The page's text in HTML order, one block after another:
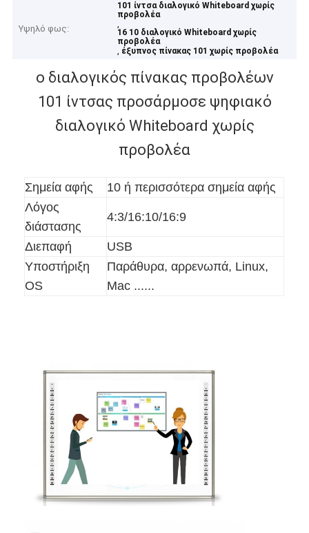
Υψηλό φως:
101 ίντσα διαλογικό Whiteboard χωρίς
προβολέα
,
16 10 διαλογικό Whiteboard χωρίς
προβολέα
, έξυπνος πίνακας 101 χωρίς προβολέα
ο διαλογικός πίνακας προβολέων
101 ίντσας προσάρμοσε ψηφιακό
διαλογικό Whiteboard χωρίς
προβολέα
Σημεία αφής
10 ή περισσότερα σημεία αφής
Λόγος
διάστασης
4:3/16:10/16:9
Διεπαφή
USB
Υποστήριξη
OS
Παράθυρα, αρρενωπά, Linux,
Mac ......